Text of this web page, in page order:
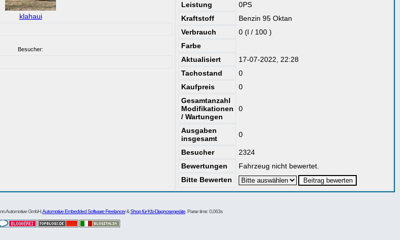
klahaui
Besucher:
Leistung
0PS
Kraftstoff
Benzin 95 Oktan
Verbrauch
0 (l / 100 )
Farbe
Aktualisiert
17-07-2022, 22:28
Tachostand
0
Kaufpreis
0
Gesamtanzahl
Modifikationen
/ Wartungen
0
Ausgaben
insgesamt
0
Besucher
2324
Bewertungen
Fahrzeug nicht bewertet.
Bitte Bewerten
Automotive GmbH,Automotive Embedded Software Freelancer&Shop für Kfz-Diagnosegeräte . Parse time: 0,063s